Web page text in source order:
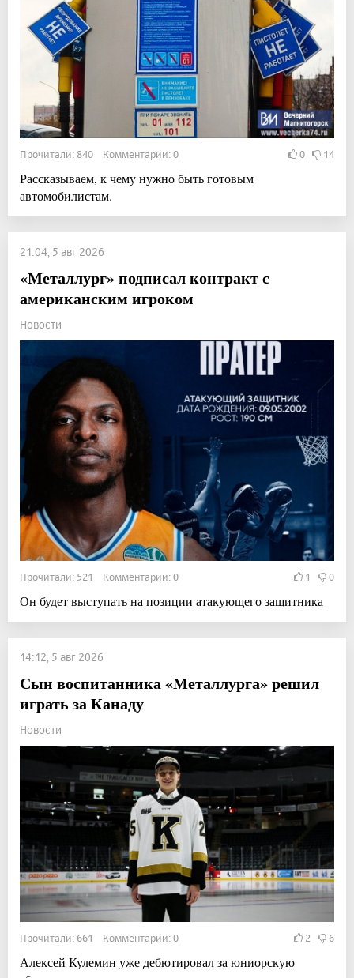
Прочитали: 840 Комментарии: 0 0 14
Рассказываем, к чему нужно быть готовым
автомобилистам.
21:04, 5 авг 2026
«Металлург» подписал контракт с
американским игроком
Новости
Прочитали: 521 Комментарии: 0 1 0
Он будет выступать на позиции атакующего защитника
14:12, 5 авг 2026
Сын воспитанника «Металлурга» решил
играть за Канаду
Новости
Прочитали: 661 Комментарии: 0 2 6
Алексей Кулемин уже дебютировал за юниорскую